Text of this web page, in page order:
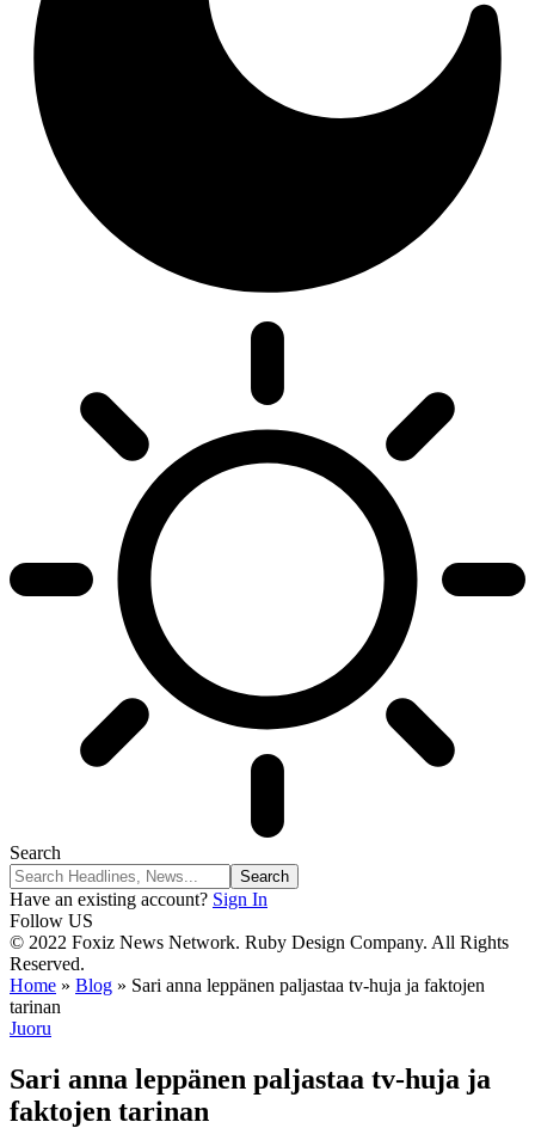
Search
Have an existing account? Sign In
Follow US
© 2022 Foxiz News Network. Ruby Design Company. All Rights
Reserved.
Home » Blog » Sari anna leppänen paljastaa tv-huja ja faktojen
tarinan
Juoru
Sari anna leppänen paljastaa tv-huja ja
faktojen tarinan